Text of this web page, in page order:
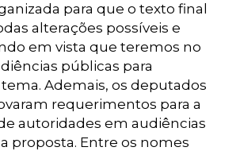
para que o texto final
alterações possíveis e
em vista que teremos no
públicas para
Ademais, os deputados
requerimentos para a
autoridades em audiências
proposta. Entre os nomes